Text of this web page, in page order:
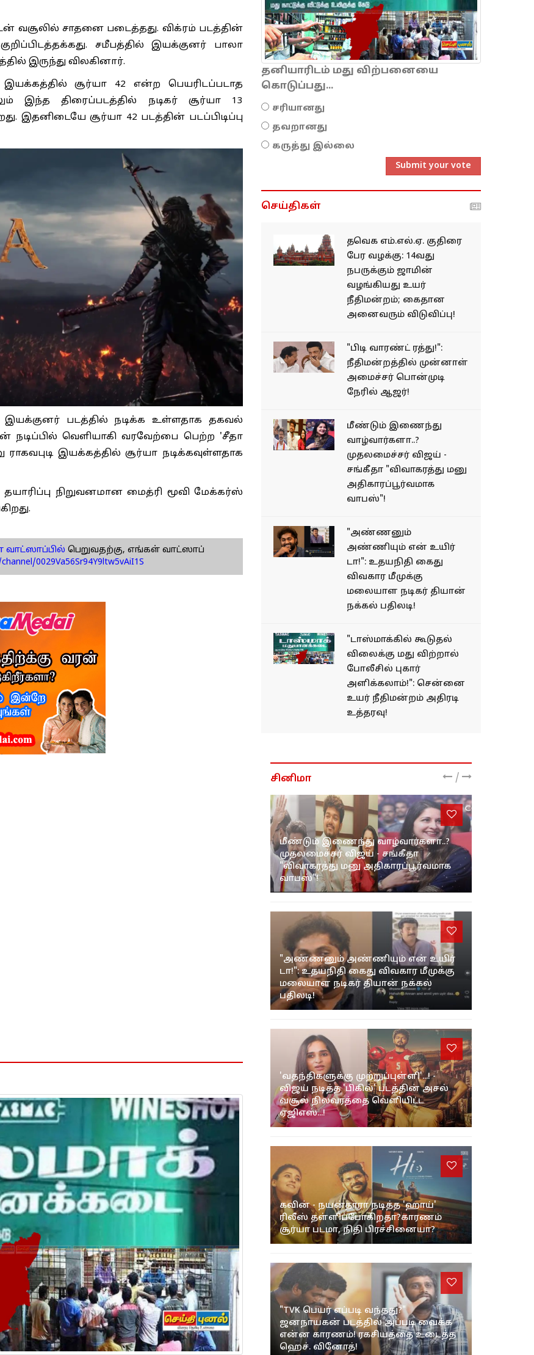
வசூலில் சாதனை படைத்தது. விக்ரம் படத்தின்
சமீபத்தில் இயக்குனர் பாலா
இருந்து விலகினார்.
சூர்யா 42 என்ற பெயரிடப்படாத
இந்த திரைப்படத்தில் நடிகர் சூர்யா 13
இதனிடையே சூர்யா 42 படத்தின் படப்பிடிப்பு
இயக்குனர் படத்தில் நடிக்க உள்ளதாக தகவல்
நடிப்பில் வெளியாகி வரவேற்பை பெற்ற 'சீதா
இயக்கத்தில் சூர்யா நடிக்கவுள்ளதாக
நிறுவனமான மைத்ரி மூவி மேக்கர்ஸ்
பெறுவதற்கு, எங்கள் வாட்ஸாப்
0029Va56Sr94Y9ltw5vAiI1S
தனியாரிடம் மது விற்பனையை
கொடுப்பது...
சரியானது
தவறானது
கருத்து இல்லை
Submit your vote
செய்திகள்
தவெக எம்.எல்.ஏ. குதிரை
பேர வழக்கு: 14வது
நபருக்கும் ஜாமின்
வழங்கியது உயர்
நீதிமன்றம்; கைதான
அனைவரும் விடுவிப்பு!
"பிடி வாரண்ட் ரத்து!":
நீதிமன்றத்தில் முன்னாள்
அமைச்சர் பொன்முடி
நேரில் ஆஜர்!
மீண்டும் இணைந்து
வாழ்வார்களா..?
முதலமைச்சர் விஜய் -
சங்கீதா "விவாகரத்து மனு
அதிகாரப்பூர்வமாக
வாபஸ்"!
"அண்ணனும்
அண்ணியும் என் உயிர்
டா!": உதயநிதி கைது
விவகார மீமுக்கு
மலையாள நடிகர் தியான்
நக்கல் பதிலடி!
"டாஸ்மாக்கில் கூடுதல்
விலைக்கு மது விற்றால்
போலீசில் புகார்
அளிக்கலாம்!": சென்னை
உயர் நீதிமன்றம் அதிரடி
உத்தரவு!
சினிமா /
மீண்டும் இணைந்து வாழ்வார்களா..?
முதலமைச்சர் விஜய் - சங்கீதா
"விவாகரத்து மனு அதிகாரப்பூர்வமாக
வாபஸ்"!
"அண்ணனும் அண்ணியும் என் உயிர்
டா!": உதயநிதி கைது விவகார மீமுக்கு
மலையாள நடிகர் தியான் நக்கல்
பதிலடி!
'வதந்திகளுக்கு முற்றுப்புள்ளி'...! -
விஜய் நடித்த 'பிகில்' படத்தின் அசல்
வசூல் நிலவரத்தை வெளியிட்ட
ஏஜிஎஸ்...!
கவின் - நயன்தாரா நடித்த 'ஹாய்'
ரிலீஸ் தள்ளிப்போகிறதா?காரணம்
சூர்யா படமா, நிதி பிரச்சினையா?
"TVK பெயர் எப்படி வந்தது?"
ஜனநாயகன் படத்தில் அப்படி வைக்க
என்ன காரணம்! ரகசியத்தை உடைத்த
ஹெச். வினோத்!